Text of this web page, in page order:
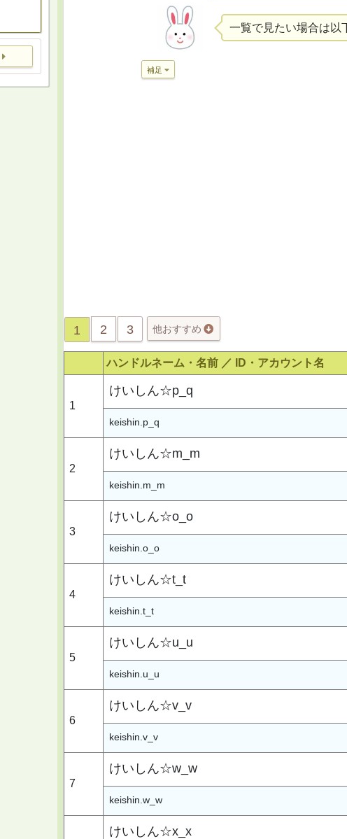
一覧で見たい場合は以
補足
1 2 3 他おすすめ
ハンドルネーム・名前 ／ ID・アカウント名
1
けいしん☆p_q
keishin.p_q
2
けいしん☆m_m
keishin.m_m
3
けいしん☆o_o
keishin.o_o
4
けいしん☆t_t
keishin.t_t
5
けいしん☆u_u
keishin.u_u
6
けいしん☆v_v
keishin.v_v
7
けいしん☆w_w
keishin.w_w
けいしん☆x_x